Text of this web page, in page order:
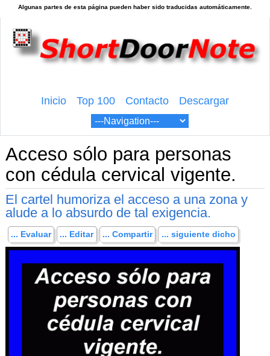
Inicio Top 100 Contacto Descargar
Acceso sólo para personas
con cédula cervical vigente.
El cartel humoriza el acceso a una zona y
alude a lo absurdo de tal exigencia.
... Evaluar ... Editar ... Compartir ... siguiente dicho